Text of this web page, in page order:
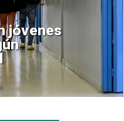
Parque
inversión